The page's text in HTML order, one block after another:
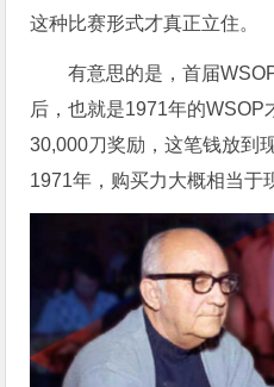
这种比赛形式才真正立住。
有意思的是，首届
后，也就是1971年的WSOP
30,000刀奖励，这笔钱放到
1971年，购买力大概相当于